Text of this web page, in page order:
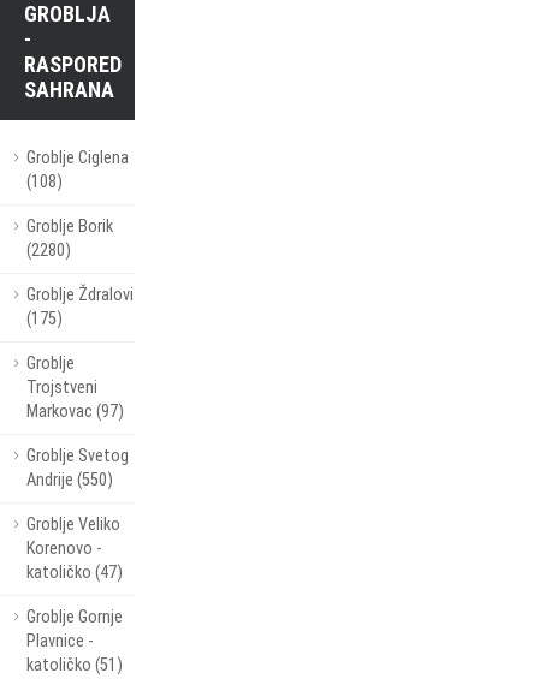
GROBLJA
-
RASPORED
SAHRANA
Groblje Ciglena
(108)
Groblje Borik
(2280)
Groblje Ždralovi
(175)
Groblje
Trojstveni
Markovac (97)
Groblje Svetog
Andrije (550)
Groblje Veliko
Korenovo -
katoličko (47)
Groblje Gornje
Plavnice -
katoličko (51)